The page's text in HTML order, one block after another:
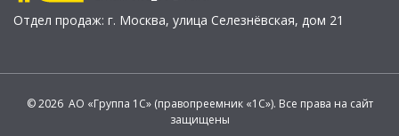
Отдел продаж: г. Москва, улица Селезнёвская, дом 21
© 2026 АО «Группа 1С» (правопреемник «1С»). Все права на сайт
защищены